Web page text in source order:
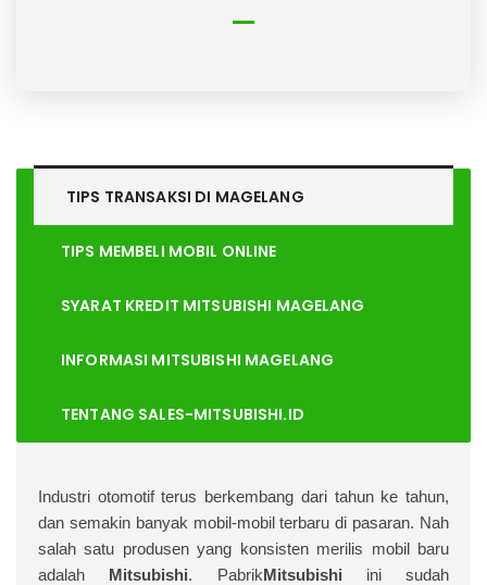
TIPS TRANSAKSI DI MAGELANG
TIPS MEMBELI MOBIL ONLINE
SYARAT KREDIT MITSUBISHI MAGELANG
INFORMASI MITSUBISHI MAGELANG
TENTANG SALES-MITSUBISHI.ID
ndustri otomotif terus berkembang dari tahun ke tahun,
dan semakin banyak mobil-mobil terbaru di pasaran. Nah
salah satu produsen yang konsisten merilis mobil baru
adalah
Mitsubishi. Pabrik Mitsubishi ini sudah